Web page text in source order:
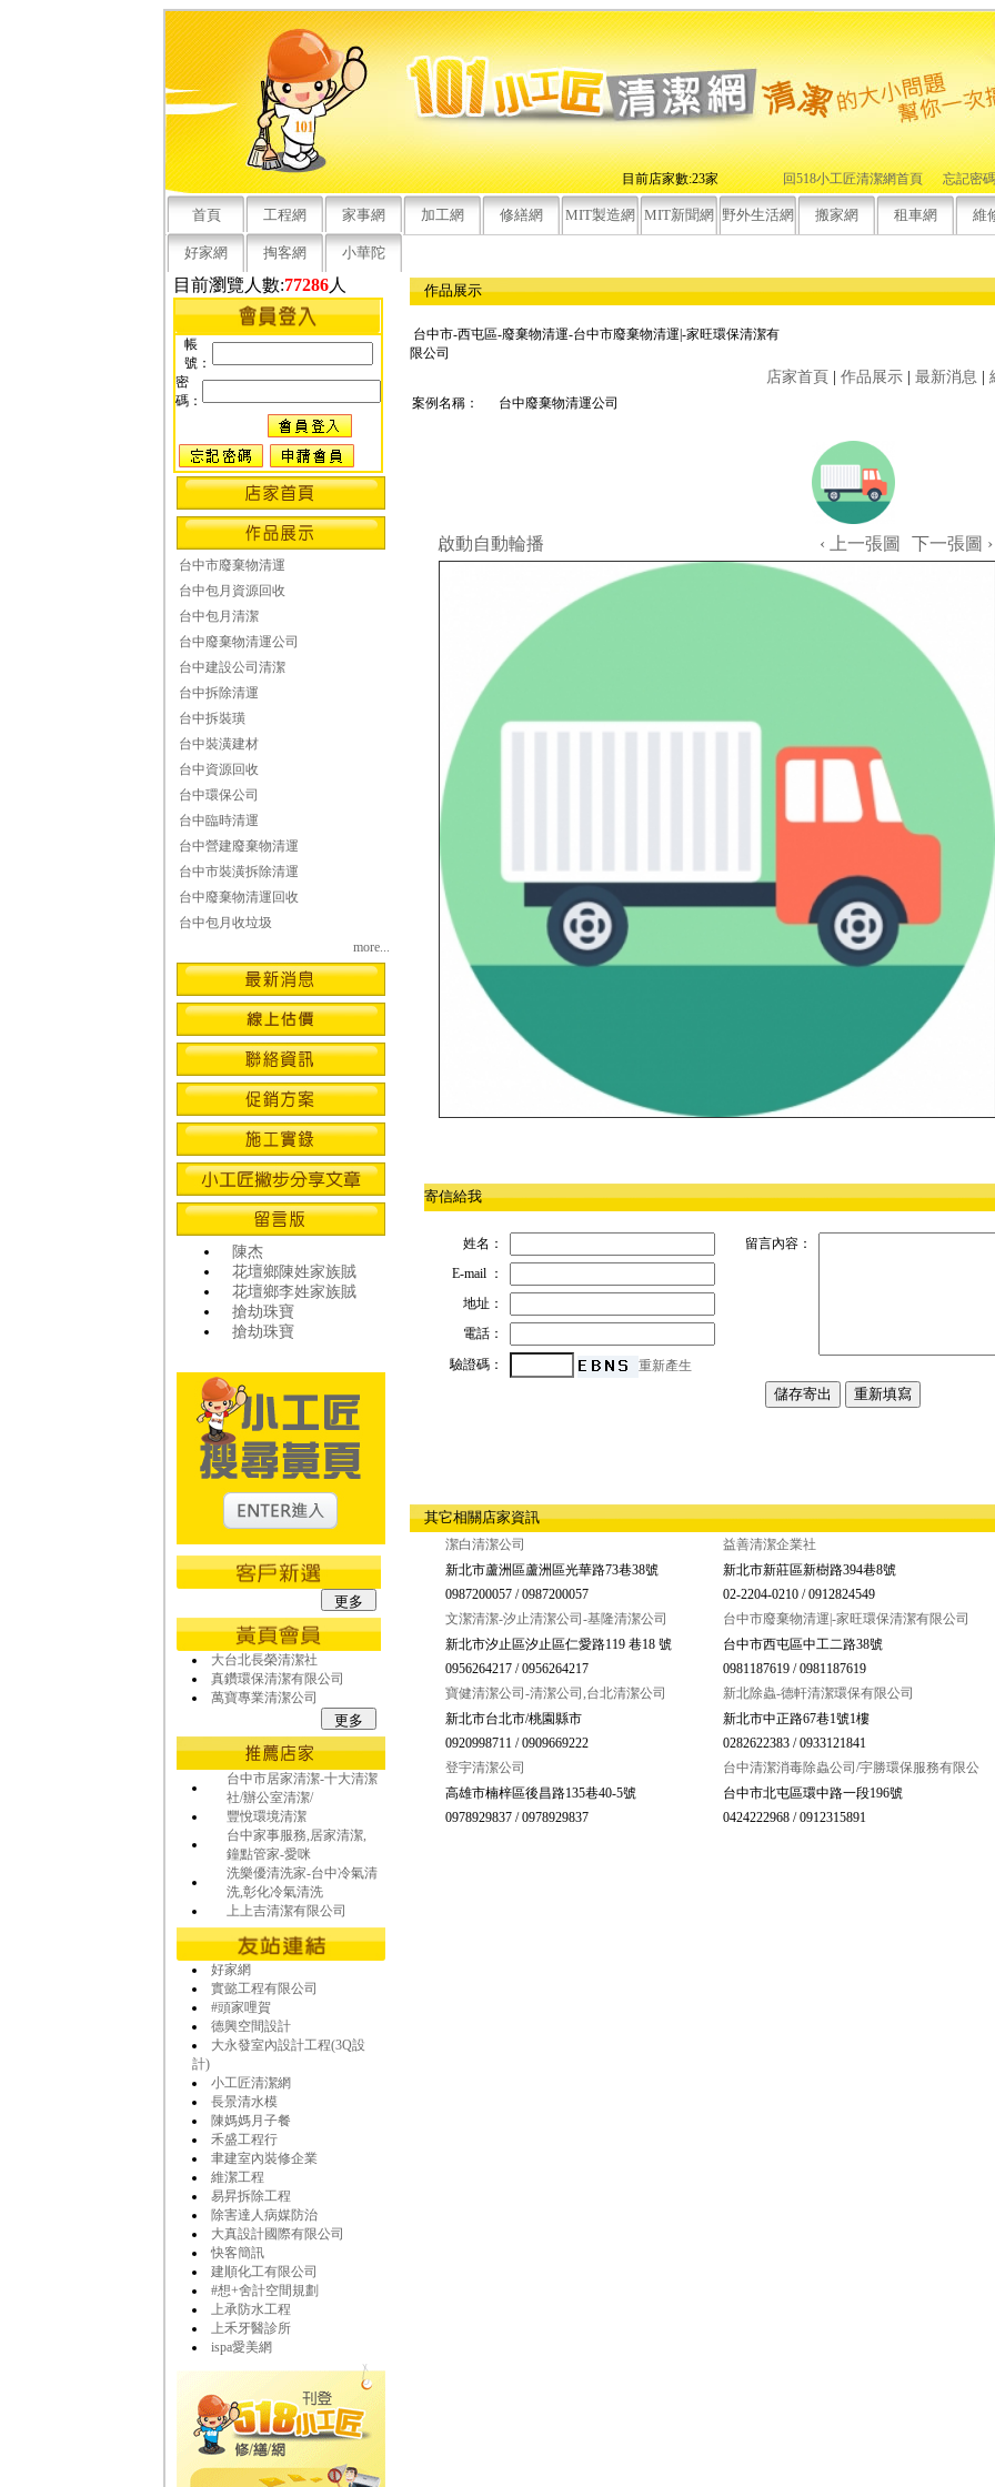
目前店家數:23家 回518小工匠清潔網首頁 忘記密碼
首頁 工程網 家事網 加工網 修繕網 MIT製造網 MIT新聞網 野外生活網 搬家網 租車網 維
好家網 掏客網 小華陀
目前瀏覽人數:77286人
帳
號：
密
碼：
台中市廢棄物清運
台中包月資源回收
台中包月清潔
台中廢棄物清運公司
台中建設公司清潔
台中拆除清運
台中拆裝璜
台中裝潢建材
台中資源回收
台中環保公司
台中臨時清運
台中營建廢棄物清運
台中市裝潢拆除清運
台中廢棄物清運回收
台中包月收垃圾
more...
陳杰
花壇鄉陳姓家族賊
花壇鄉李姓家族賊
搶劫珠寶
搶劫珠寶
大台北長榮清潔社
真鑽環保清潔有限公司
萬寶專業清潔公司
台中市居家清潔-十大清潔
社/辦公室清潔/
豐悅環境清潔
台中家事服務,居家清潔,
鐘點管家-愛咪
洗樂優清洗家-台中冷氣清
洗,彰化冷氣清洗
上上吉清潔有限公司
好家網
實懿工程有限公司
#頭家哩賀
德興空間設計
大永發室內設計工程(3Q設
計)
小工匠清潔網
長景清水模
陳媽媽月子餐
禾盛工程行
聿建室內裝修企業
維潔工程
易昇拆除工程
除害達人病媒防治
大真設計國際有限公司
快客簡訊
建順化工有限公司
#想+舍計空間規劃
上承防水工程
上禾牙醫診所
ispa愛美網
作品展示
台中市-西屯區-廢棄物清運-台中市廢棄物清運|-家旺環保清潔有
限公司
店家首頁 作品展示| 最新消息
案例名稱： 台中廢棄物清運公司
啟動自動輪播 ‹ 上一張圖 下一張圖 ›
寄信給我
姓名：
留言內容：
E-mail ：
地址：
電話：
驗證碼：
重新產生
其它相關店家資訊
潔白清潔公司
新北市蘆洲區蘆洲區光華路73巷38號
0987200057 / 0987200057
益善清潔企業社
新北市新莊區新樹路394巷8號
02-2204-0210 / 0912824549
文潔清潔-汐止清潔公司-基隆清潔公司
新北市汐止區汐止區仁愛路119 巷18 號
0956264217 / 0956264217
台中市廢棄物清運|-家旺環保清潔有限公司
台中市西屯區中工二路38號
0981187619 / 0981187619
寶健清潔公司-清潔公司,台北清潔公司
新北市台北市/桃園縣市
0920998711 / 0909669222
新北除蟲-德軒清潔環保有限公司
新北市中正路67巷1號1樓
0282622383 / 0933121841
登宇清潔公司
高雄市楠梓區後昌路135巷40-5號
0978929837 / 0978929837
台中清潔消毒除蟲公司/宇勝環保服務有限公
台中市北屯區環中路一段196號
0424222968 / 0912315891